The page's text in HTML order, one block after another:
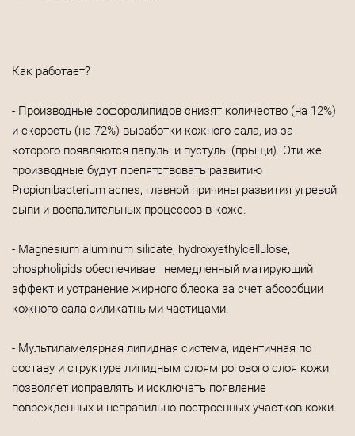
Как работает?
- Производные софоролипидов снизят количество (на 12%)
и скорость (на 72%) выработки кожного сала, из-за
которого появляются папулы и пустулы (прыщи). Эти же
производные будут препятствовать развитию
Propionibacterium acnes, главной причины развития угревой
сыпи и воспалительных процессов в коже.
- Magnesium aluminum silicate, hydroxyethylcellulose,
phospholipids обеспечивает немедленный матирующий
эффект и устранение жирного блеска за счет абсорбции
кожного сала силикатными частицами.
- Мультиламелярная липидная система, идентичная по
составу и структуре липидным слоям рогового слоя кожи,
позволяет исправлять и исключать появление
поврежденных и неправильно построенных участков кожи.